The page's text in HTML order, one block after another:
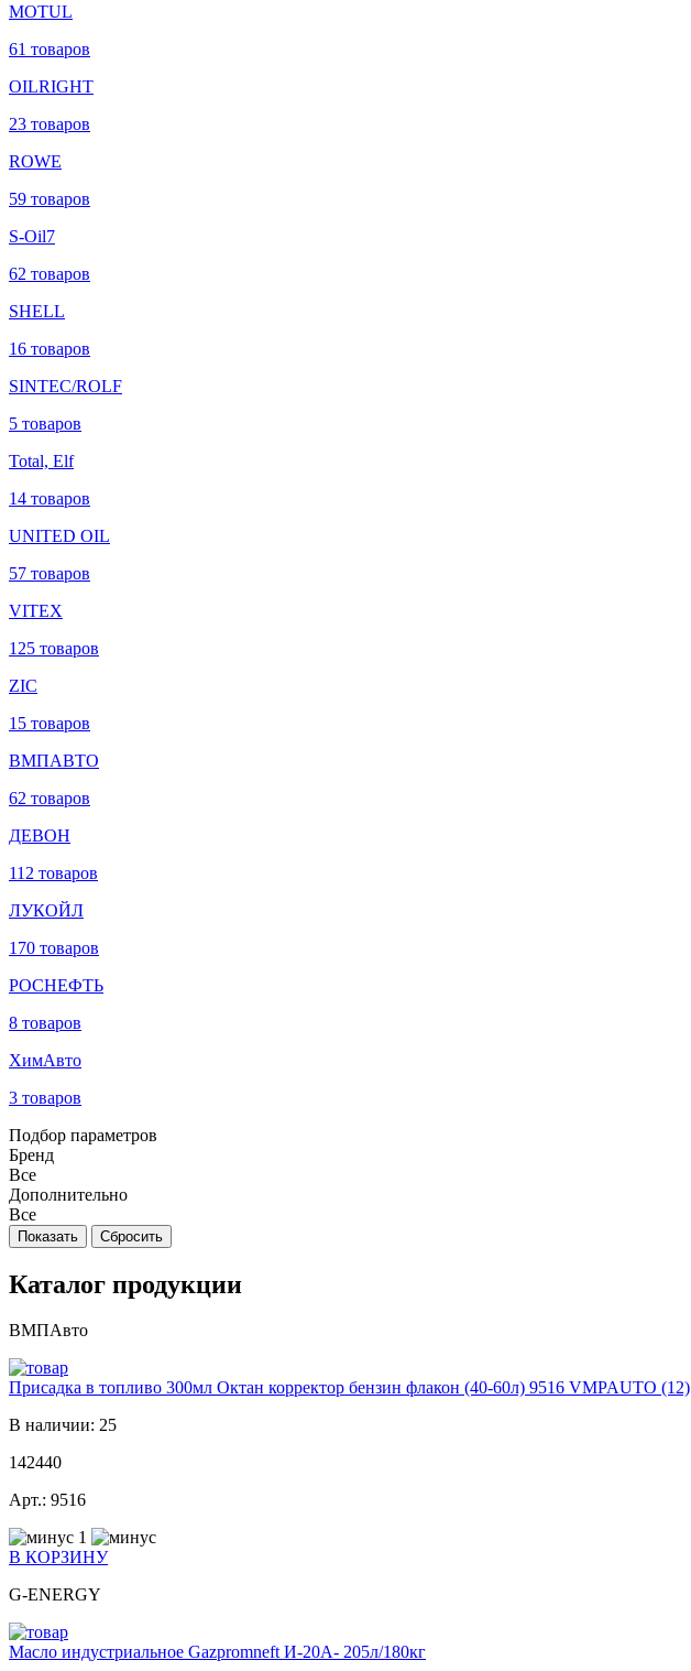
MOTUL
61 товаров
OILRIGHT
23 товаров
ROWE
59 товаров
S-Oil7
62 товаров
SHELL
16 товаров
SINTEC/ROLF
5 товаров
Total, Elf
14 товаров
UNITED OIL
57 товаров
VITEX
125 товаров
ZIC
15 товаров
ВМПАВТО
62 товаров
ДЕВОН
112 товаров
ЛУКОЙЛ
170 товаров
РОСНЕФТЬ
8 товаров
ХимАвто
3 товаров
Подбор параметров
Бренд
Все
Дополнительно
Все
Каталог продукции
ВМПАвто
Присадка в топливо 300мл Октан корректор бензин флакон (40-60л) 9516 VMPAUTO (12)
В наличии: 25
142440
Арт.: 9516
1
В КОРЗИНУ
G-ENERGY
Масло индустриальное Gazpromneft И-20А- 205л/180кг